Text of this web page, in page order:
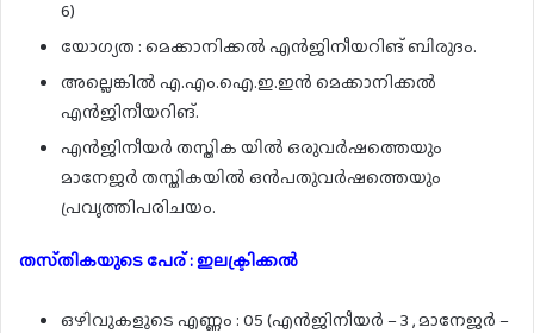
6)
യോഗ്യത : മെക്കാനിക്കൽ എൻജിനീയറിങ് ബിരുദം.
അല്ലെങ്കിൽ എ.എം.ഐ.ഇ.ഇൻ മെക്കാനിക്കൽ
എൻജിനീയറിങ്.
എൻജിനീയർ തസ്തിക യിൽ ഒരുവർഷത്തെയും
മാനേജർ തസ്തികയിൽ ഒൻപതുവർഷത്തെയും
പ്രവൃത്തിപരിചയം.
തസ്‌തികയുടെ പേര് : ഇലക്ട്രിക്കൽ
ഒഴിവുകളുടെ എണ്ണം : 05 (എൻജിനീയർ – 3 , മാനേജർ –